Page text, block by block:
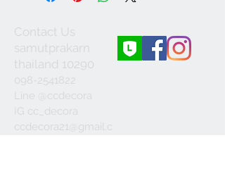
Contact Us
samutprakarn
thailand 10290
098-2541822
Line @ccdecora
IG cc_decora
ccdecora21@gmail.c